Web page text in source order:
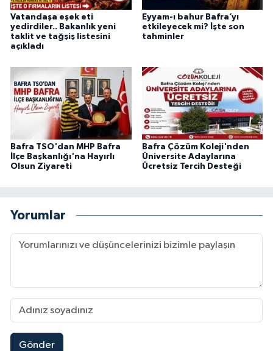
Vatandaşa eşek eti
yedirdiler.. Bakanlık yeni
taklit ve tağşiş listesini
açıkladı
Eyyam-ı bahur Bafra’yı
etkileyecek mi? İşte son
tahminler
Bafra TSO'dan MHP Bafra
İlçe Başkanlığı'na Hayırlı
Olsun Ziyareti
Bafra Çözüm Koleji'nden
Üniversite Adaylarına
Ücretsiz Tercih Desteği
Yorumlar
Gönder